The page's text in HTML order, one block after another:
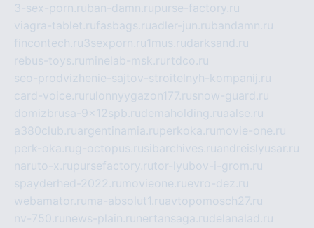
3-sex-porn.ruban-damn.rupurse-factory.ru
viagra-tablet.rufasbags.ruadler-jun.rubandamn.ru
fincontech.ru3sexporn.ru1mus.rudarksand.ru
rebus-toys.ru minelab-msk.ru rtdco.ru
seo-prodvizhenie-sajtov-stroitelnyh-kompanij.ru
card-voice.ru rulonnyygazon177.rusnow-guard.ru
domizbrusa-9x12spb.rudemaholding.ruaalse.ru
a380club.ruargentinamia.ruperkoka.ru movie-one.ru
perk-oka.rug-octopus.rusibarchives.ruandreislyusar.ru
naruto-x.rupursefactory.rutor-lyubov-i-grom.ru
spayderhed-2022.ru movieone.ruevro-dez.ru
webamator.ru ma-absolut1.ruavtopomosch27.ru
nv-750.ru news-plain.ru nertansaga.rudelanalad.ru